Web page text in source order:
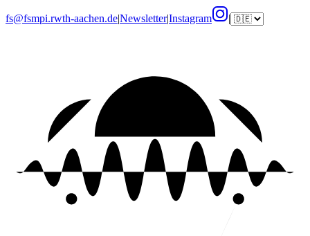
fs@fsmpi.rwth-aachen.de|Newsletter|Instagram |